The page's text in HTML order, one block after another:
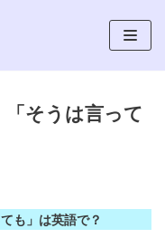
「そうは言って
も」は英語で？